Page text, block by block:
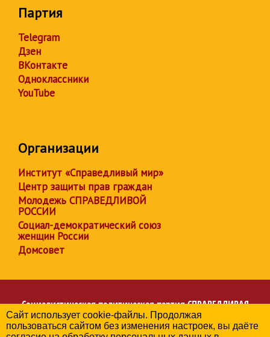
Партия
Telegram
Дзен
ВКонтакте
Одноклассники
YouTube
Организации
Институт «Справедливый мир»
Центр защиты прав граждан
Молодежь СПРАВЕДЛИВОЙ
РОССИИ
Социал-демократический союз
женщин России
Домсовет
Социалистическая политическая партияСПРАВЕДЛИВАЯ
РОССИЯ
Региональное отделение партии в Республике Дагестан
Сайт использует cookie-файлы. Продолжая
пользоваться сайтом без изменения настроек, вы даёте